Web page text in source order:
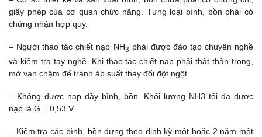
giấy phép của cơ quan chức năng. Từng loại bình, bồn phải có
chứng nhận hợp quy.
– Người thao tác chiết nạp NH3 phải được đào tạo chuyên nghề
và kiểm tra tay nghề. Khi thao tác chiết nạp phải thật thận trọng,
mở van chậm để tránh áp suất thay đổi đột ngột.
– Không được nạp đầy bình, bồn. Khối lượng NH3 tối đa được
nạp là G = 0,53 V.
– Kiểm tra các bình, bồn đựng theo định kỳ một hoặc 2 năm một